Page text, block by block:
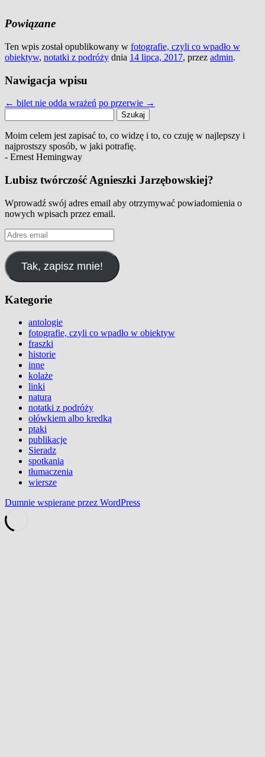
Powiązane
Ten wpis został opublikowany w fotografie, czyli co wpadło w
obiektyw, notatki z podróży dnia 14 lipca, 2017, przez admin.
Nawigacja wpisu
← bilet nie odda wrażeń po przerwie →
Moim celem jest zapisać to, co widzę i to, co czuję w najlepszy i
najprostszy sposób, w jaki potrafię.
- Ernest Hemingway
Lubisz twórczość Agnieszki Jarzębowskiej?
Wprowadź swój adres email aby otrzymywać powiadomienia o
nowych wpisach przez email.
Adres
email
Tak, zapisz mnie!
Kategorie
antologie
fotografie, czyli co wpadło w obiektyw
fraszki
historie
inne
kolaże
linki
natura
notatki z podróży
ołówkiem albo kredką
ptaki
publikacje
Sieradz
spotkania
tłumaczenia
wiersze
Dumnie wspierane przez WordPress